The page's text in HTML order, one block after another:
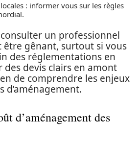
: informer vous sur les règles
un professionnel
être gênant, surtout si vous
des réglementations en
des devis clairs en amont
de comprendre les enjeux
d’aménagement.
d’aménagement des